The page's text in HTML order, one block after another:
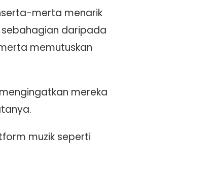
merta menarik
daripada
memutuskan
mereka
muzik seperti